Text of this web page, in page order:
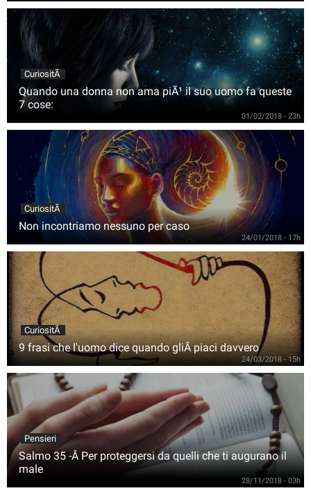
CuriositÃ
Quando una donna non ama piÃ¹ il suo uomo fa queste
7 cose:
01/02/2018 - 23h
CuriositÃ
Non incontriamo nessuno per caso
24/01/2018 - 17h
CuriositÃ
9 frasi che l'uomo dice quando gliÂ piaci davvero
24/03/2018 - 15h
Pensieri
Salmo 35 -Â Per proteggersi da quelli che ti augurano il
male
28/11/2018 - 03h